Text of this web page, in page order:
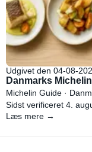
Udgivet den 04-08-
Danmarks
Michelin Guide ·
Sidst verificeret 4.
Læs mere →